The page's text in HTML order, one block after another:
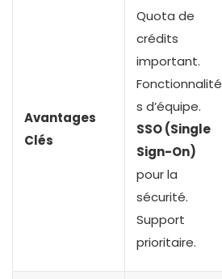
Avantages
Clés
Quota de
crédits
important.
Fonctionnalité
s d’équipe.
SSO (Single
Sign-On)
pour la
sécurité.
Support
prioritaire.